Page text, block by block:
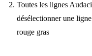
Toutes les lignes
désélectionner une
rouge gras